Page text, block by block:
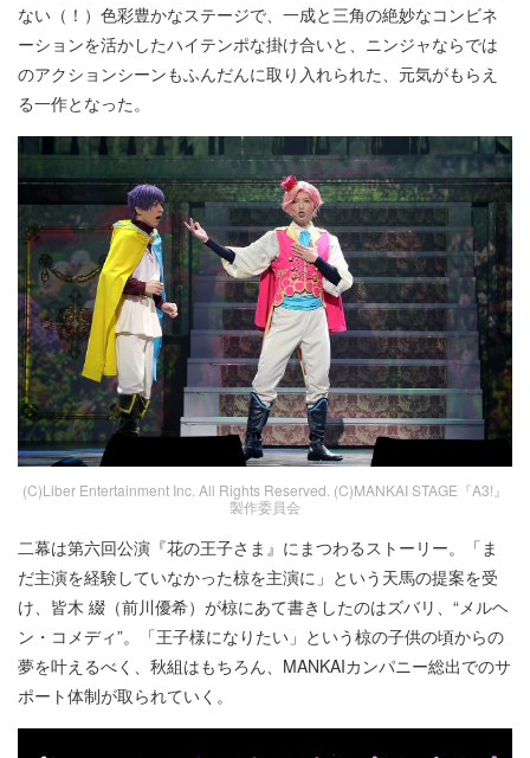
ない（！）色彩豊かなステージで、一成と三角の絶妙なコンビネ
ーションを活かしたハイテンポな掛け合いと、ニンジャならでは
のアクションシーンもふんだんに取り入れられた、元気がもらえ
る一作となった。
(C)Liber Entertainment Inc. All Rights Reserved. (C)MANKAI STAGE『A3!』
製作委員会
二幕は第六回公演『花の王子さま』にまつわるストーリー。「ま
だ主演を経験していなかった椋を主演に」という天馬の提案を受
け、皆木 綴（前川優希）が椋にあて書きしたのはズバリ、“メルヘ
ン・コメディ”。「王子様になりたい」という椋の子供の頃からの
夢を叶えるべく、秋組はもちろん、MANKAIカンパニー総出でのサ
ポート体制が取られていく。